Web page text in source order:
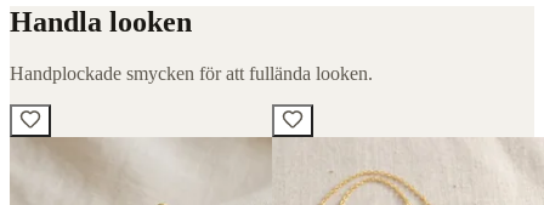
Handla looken
Handplockade smycken för att fullända looken.